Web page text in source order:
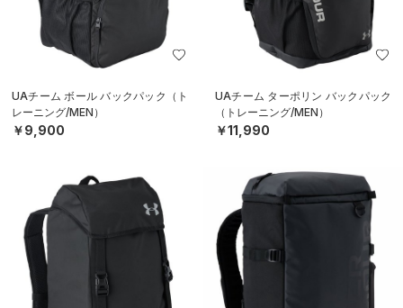
UAチーム ボール バックパック（ト
レーニング/MEN）
￥9,900
UAチーム ターポリン バックパック
（トレーニング/MEN）
￥11,990